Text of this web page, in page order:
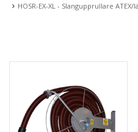
HOSR-EX-XL - Slangupprullare ATEX/